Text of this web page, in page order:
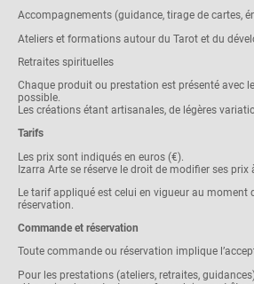
Accompagnements (guidance, tirage de cartes,
Ateliers et formations autour du Tarot et du
Retraites spirituelles
Chaque produit ou prestation est présenté avec
possible.
Les créations étant artisanales, de légères
Tarifs
Les prix sont indiqués en euros (€).
Izarra Arte se réserve le droit de modifier ses
Le tarif appliqué est celui en vigueur au moment
réservation.
Commande et réservation
Toute commande ou réservation implique
Pour les prestations (ateliers, retraites,